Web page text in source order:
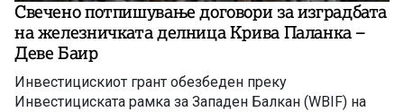
Свечено потпишување договори за изградбата
на железничката делница Крива Паланка –
Деве Баир
Инвестицискиот грант обезбеден преку
Инвестициската рамка за Западен Балкан (WBIF) на